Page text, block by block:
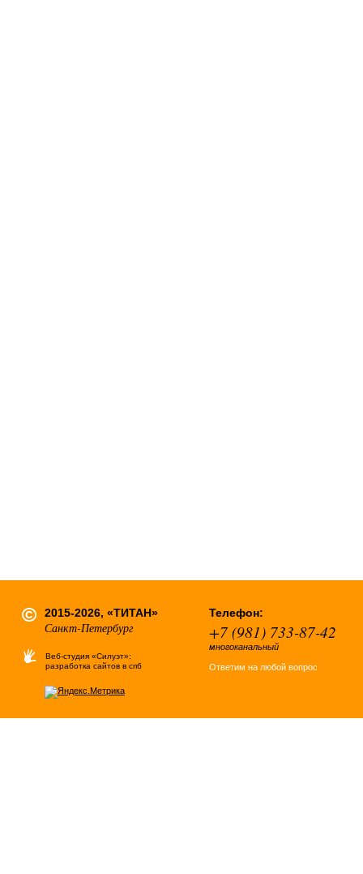
2015-2026, «ТИТАН»
Санкт-Петербург
Веб-студия «Силуэт»:
разработка сайтов в спб
Телефон:
+7 (981) 733-87-42
многоканальный
Ответим на любой вопрос